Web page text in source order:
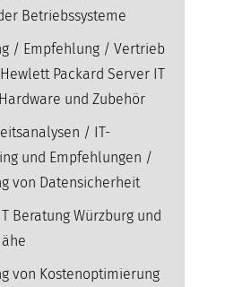
Betriebssysteme
/ Empfehlung / Vertrieb
Packard Server IT
und Zubehör
/ IT-
und Empfehlungen /
von Datensicherheit
Beratung Würzburg und
von Kostenoptimierung